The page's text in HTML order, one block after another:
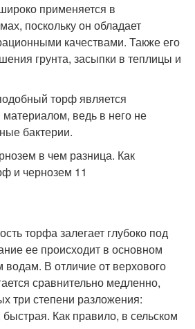
применяется в
поскольку он обладает
качествами. Также его
грунта, засыпки в теплицы и
торф является
материалом, ведь в него не
бактерии.
торфа залегает глубоко под
ее происходит в основном
водам. В отличие от верхового
сравнительно медленно,
три степени разложения:
Как правило, в сельском